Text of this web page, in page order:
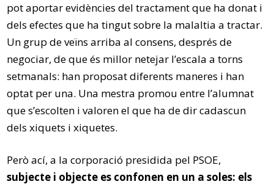
pot aportar evidències del tractament que ha donat i
dels efectes que ha tingut sobre la malaltia a tractar.
Un grup de veïns arriba al consens, després de
negociar, de que és millor netejar l’escala a torns
setmanals: han proposat diferents maneres i han
optat per una. Una mestra promou entre l’alumnat
que s’escolten i valoren el que ha de dir cadascun
dels xiquets i xiquetes.
Però ací, a la corporació presidida pel PSOE,
subjecte i objecte es confonen en un a soles: els